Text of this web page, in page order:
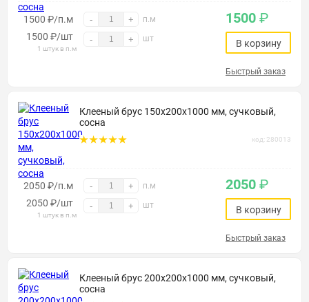
1500 ₽/п.м - + п.м
1500 ₽/шт
1 штук в п.м
- + шт
1500 ₽
В корзину
Быстрый заказ
Клееный брус 150х200х1000 мм, сучковый,
сосна
код: 280013
2050 ₽/п.м - + п.м
2050 ₽/шт
1 штук в п.м
- + шт
2050 ₽
В корзину
Быстрый заказ
Клееный брус 200х200х1000 мм, сучковый,
сосна